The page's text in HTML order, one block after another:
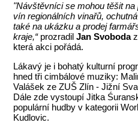
"Návštěvníci se mohou těšit
vín regionálních vinařů,
také na ukázku a prodej
kraje,“prozradilJan Svobodaz
která akci pořádá.
Lákavý je i bohatý kulturní
hned tři cimbálové muziky:
Valášek ze ZUŠ Zlín - Jižní
Dále zde vystoupí Jitka
populární hudby v kategorii
Kudlovic.